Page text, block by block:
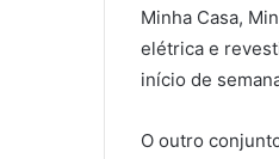
Minha Casa,
elétrica e
início de
O outro